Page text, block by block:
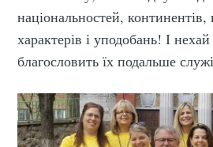
національностей, континентів,
характерів і уподобань! І
благословить їх подальше